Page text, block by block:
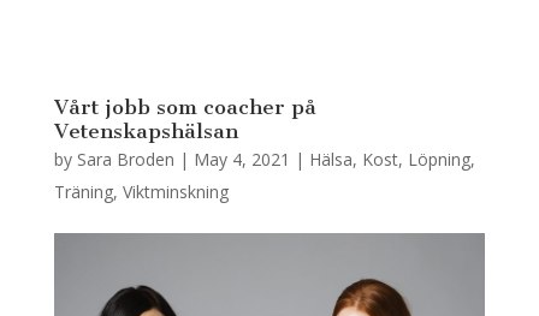
Vårt jobb som coacher på
Vetenskapshälsan
by Sara Broden | May 4, 2021 | Hälsa, Kost, Löpning,
Träning, Viktminskning